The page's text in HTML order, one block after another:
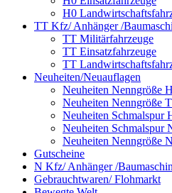
H0
TT Kfz/ Anhänger /
TT Militärfahrzeuge
TT Einsatzfahrzeuge
TT
Neuheiten/Neuauflagen
Neuheiten Nenngröße
Neuheiten Nenngröße
Neuheiten Schmalspur
Neuheiten Schmalspur
Neuheiten Nenngröße N
Gutscheine
N Kfz/ Anhänger /
Gebrauchtwaren/ Flohmarkt